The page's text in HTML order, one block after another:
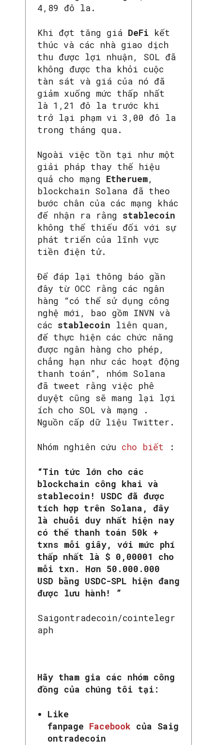
SEARCH...
4,89 đô la.
Khi đợt tăng giá DeFi kết
thúc và các nhà giao dịch
thu được lợi nhuận, SOL đã
không được tha khỏi cuộc
tàn sát và giá của nó đã
giảm xuống mức thấp nhất
là 1,21 đô la trước khi
trở lại phạm vi 3,00 đô la
trong tháng qua.
Ngoài việc tồn tại như một
giải pháp thay thế hiệu
quả cho mạng Etheruem,
blockchain Solana đã theo
bước chân của các mạng khác
để nhận ra rằng stablecoin
không thể thiếu đối với sự
phát triển của lĩnh vực
tiền điện tử.
Để đáp lại thông báo gần
đây từ OCC rằng các ngân
hàng “có thể sử dụng công
nghệ mới, bao gồm INVN và
các stablecoin liên quan,
để thực hiện các chức năng
được ngân hàng cho phép,
chẳng hạn như các hoạt động
thanh toán”, nhóm Solana
đã tweet rằng việc phê
duyệt cũng sẽ mang lại lợi
ích cho SOL và mạng .
Nguồn cấp dữ liệu Twitter.
Nhóm nghiên cứu cho biết :
“Tin tức lớn cho các
blockchain công khai và
stablecoin! USDC đã được
tích hợp trên Solana, đây
là chuỗi duy nhất hiện nay
có thể thanh toán 50k +
txns mỗi giây, với mức phí
thấp nhất là $ 0,00001 cho
mỗi txn. Hơn 50.000.000
USD bằng USDC-SPL hiện đang
được lưu hành! ”
Saigontradecoin/cointelegr
aph
Hãy tham gia các nhóm công
đồng của chúng tôi tại:
Like
fanpage Facebook của Saig
ontradecoin